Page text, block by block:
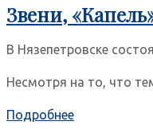
Звени,
В Нязепетровске
Несмотря на то, что
Подробнее